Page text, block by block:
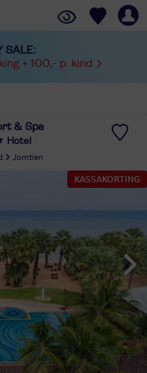
SALE:
+ 100,- p. kind
& Spa
Hotel
Jomtien
KASSAKORTING